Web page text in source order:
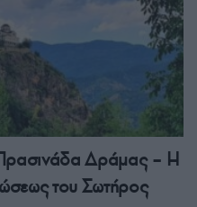
Δράμας – Η
του Σωτήρος